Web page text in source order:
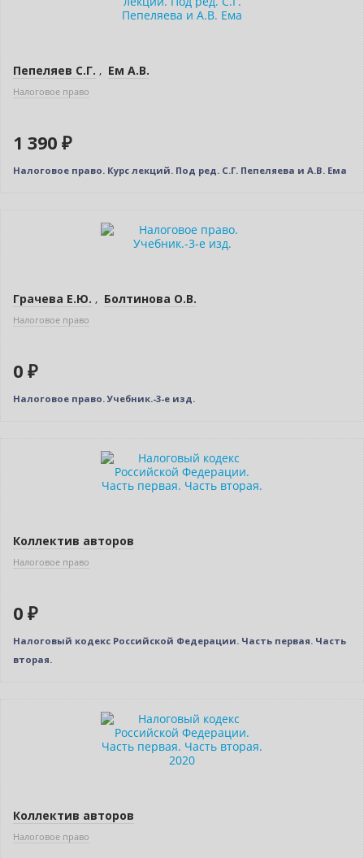
Пепеляев С.Г. , Ем А.В.
Налоговое право
1 390 ₽
Налоговое право. Курс лекций. Под ред. С.Г. Пепеляева и А.В. Ема
Грачева Е.Ю. , Болтинова О.В.
Налоговое право
0 ₽
Налоговое право. Учебник.-3-е изд.
Коллектив авторов
Налоговое право
0 ₽
Налоговый кодекс Российской Федерации. Часть первая. Часть
вторая.
Коллектив авторов
Налоговое право